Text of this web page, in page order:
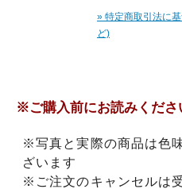
» 特定商取引法に
ど)
※ご購入前にお読みくださ
※写真と実際の商品は色
ざいます
※ご注文のキャンセルは